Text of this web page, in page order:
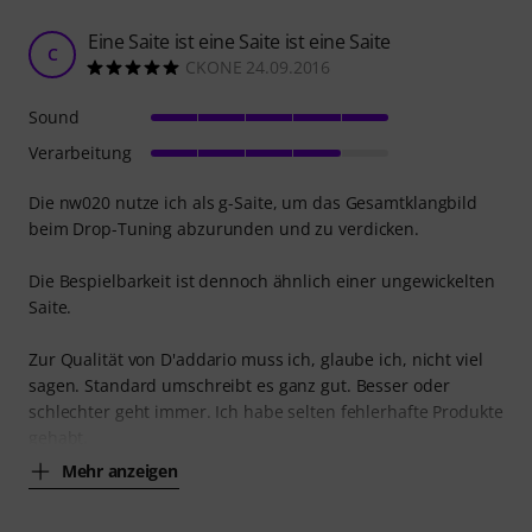
C Eine Saite ist eine Saite ist eine Saite
CKONE 24.09.2016
Die nw020 nutze ich als g-Saite, um das Gesamtklangbild
beim Drop-Tuning abzurunden und zu verdicken.
Die Bespielbarkeit ist dennoch ähnlich einer ungewickelten
Saite.
Zur Qualität von D'addario muss ich, glaube ich, nicht viel
sagen. Standard umschreibt es ganz gut. Besser oder
schlechter geht immer. Ich habe selten fehlerhafte Produkte
Mehr anzeigen
Sound
Verarbeitung